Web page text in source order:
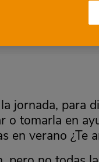
jornada, para
o tomarla en
en verano ¿Te